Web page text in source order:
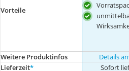
Vorteile
Weitere Produktinfos Details
Lieferzeit* Sofort